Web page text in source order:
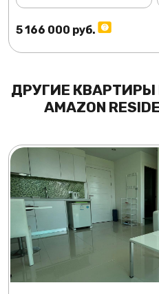
5 166 000 руб.
ДРУГИЕ КВАРТИРЫ
AMAZON